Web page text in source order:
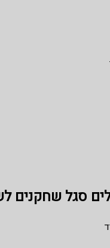
סגל שחקנים לשנת